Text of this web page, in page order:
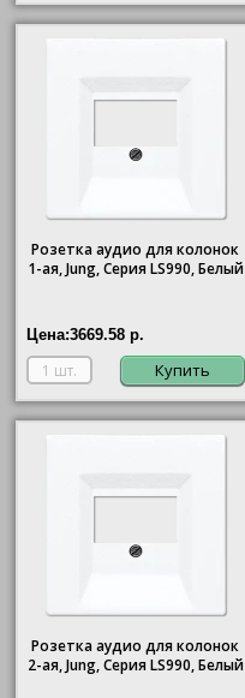
Розетка аудио для колонок
1-ая, Jung, Серия LS990, Белый
Цена:3669.58 р.
Купить
Розетка аудио для колонок
2-ая, Jung, Серия LS990, Белый